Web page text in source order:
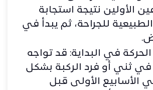
الأولين نتيجة استجابة
للجراحة، ثم يبدأ في
في البداية: قد تواجه
ثني أو فرد الركبة بشكل
الأسابيع الأولى قبل